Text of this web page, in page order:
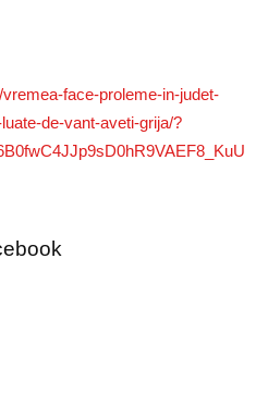
face-proleme-in-judet-
de-vant-aveti-grija/?